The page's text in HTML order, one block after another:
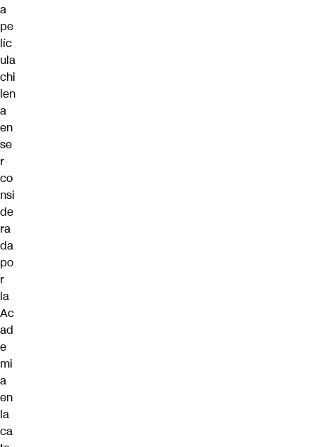
a
pe
líc
ula
chi
len
a
en
se
r
co
nsi
de
ra
da
po
r
la
Ac
ad
e
mi
a
en
la
ca